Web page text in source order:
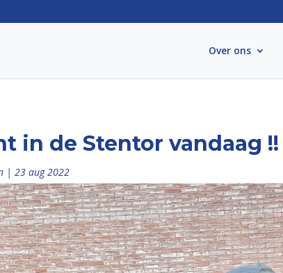
Over ons
in de Stentor vandaag !!
|23 aug 2022